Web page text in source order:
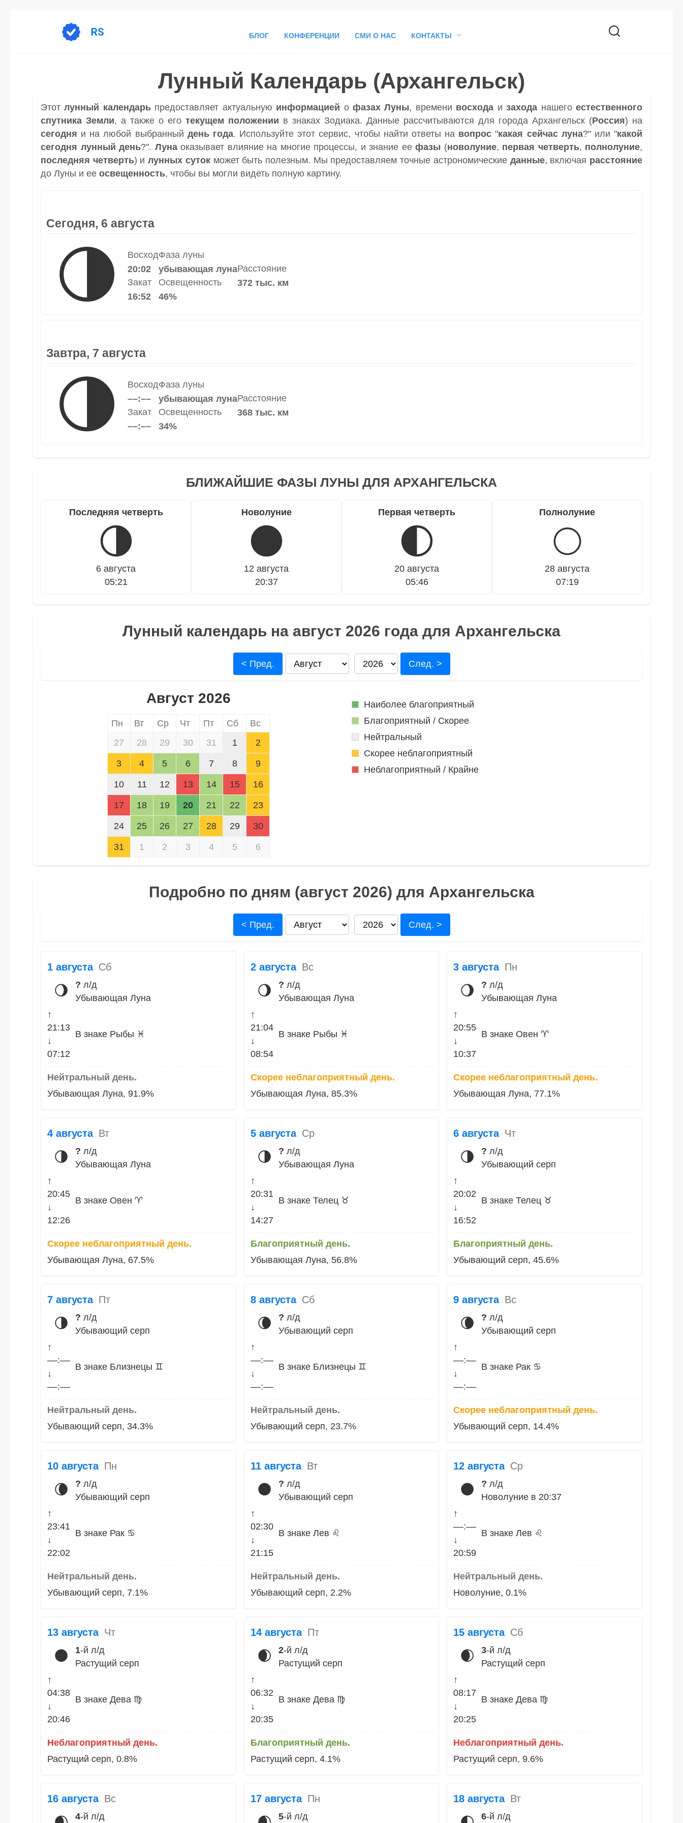
RS БЛОГ КОНФЕРЕНЦИИ СМИ О НАС КОНТАКТЫ
Лунный Календарь (Архангельск)
Этотлунный календарьпредоставляет актуальную информацией офазах Луны, времени восхода изахода нашегоестественного
спутника Земли, а также о его текущем положении в знаках Зодиака. Данные рассчитываются для города Архангельск (Россия) на
сегодня и на любой выбранный день года. Используйте этот сервис, чтобы найти ответы на вопрос "какая сейчас луна?" или "какой
сегодня лунный день?". Лунаоказывает влияние на многие процессы, и знание ее фазы (новолуние, первая четверть, полнолуние,
последняя четверть) илунных сутокможет быть полезным. Мы предоставляем точные астрономические данные, включая расстояние
до Луны и ее освещенность, чтобы вы могли видеть полную картину.
Сегодня, 6 августа
🌗
Восход
20:02
Закат
16:52
Фаза луны
убывающая луна
Освещенность
46%
Расстояние
372 тыс. км
Завтра, 7 августа
🌗
Восход
––:––
Закат
––:––
Фаза луны
убывающая луна
Освещенность
34%
Расстояние
368 тыс. км
БЛИЖАЙШИЕ ФАЗЫ ЛУНЫ ДЛЯ АРХАНГЕЛЬСКА
Последняя четверть
🌗
6 августа
05:21
Новолуние
🌑
12 августа
20:37
Первая четверть
🌓
20 августа
05:46
Полнолуние
🌕
28 августа
07:19
Лунный календарь на август 2026 года для Архангельска
< Пред. След. >
Август 2026
Пн Вт Ср Чт Пт Сб
Вс
27
28 29 30 31 1 2
3 4 5 6 7 8 9
10 11 12 13 14 15 16
17 18 19 20 21 22 23
24 25 26 27 28 29 30
31 1 2 3 4 5 6
Наиболее благоприятный
Благоприятный / Скорее
Нейтральный
Скорее неблагоприятный
Неблагоприятный / Крайне
Подробно по дням (август 2026) для Архангельска
< Пред. След. >
1 августа Сб
🌖 ? л/д
Убывающая Луна
↑
21:13
↓
07:12
В знаке Рыбы ♓
Нейтральный день.
Убывающая Луна, 91.9%
2 августа Вс
🌖 ? л/д
Убывающая Луна
↑
21:04
↓
08:54
В знаке Рыбы ♓
Скорее неблагоприятный день.
Убывающая Луна, 85.3%
3 августа Пн
🌖 ? л/д
Убывающая Луна
↑
20:55
↓
10:37
В знаке Овен ♈
Скорее неблагоприятный день.
Убывающая Луна, 77.1%
4 августа Вт
🌗 ? л/д
Убывающая Луна
↑
20:45
↓
12:26
В знаке Овен ♈
Скорее неблагоприятный день.
Убывающая Луна, 67.5%
5 августа Ср
🌗 ? л/д
Убывающая Луна
↑
20:31
↓
14:27
В знаке Телец ♉
Благоприятный день.
Убывающая Луна, 56.8%
6 августа Чт
🌗 ? л/д
Убывающий серп
↑
20:02
↓
16:52
В знаке Телец ♉
Благоприятный день.
Убывающий серп, 45.6%
7 августа Пт
🌗 ? л/д
Убывающий серп
↑
––:––
↓
––:––
В знаке Близнецы ♊
Нейтральный день.
Убывающий серп, 34.3%
8 августа Сб
🌘 ? л/д
Убывающий серп
↑
––:––
↓
––:––
В знаке Близнецы ♊
Нейтральный день.
Убывающий серп, 23.7%
9 августа Вс
🌘 ? л/д
Убывающий серп
↑
––:––
↓
––:––
В знаке Рак ♋
Скорее неблагоприятный день.
Убывающий серп, 14.4%
10 августа Пн
🌘 ? л/д
Убывающий серп
↑
23:41
↓
22:02
В знаке Рак ♋
Нейтральный день.
Убывающий серп, 7.1%
11 августа Вт
🌑 ? л/д
Убывающий серп
↑
02:30
↓
21:15
В знаке Лев ♌
Нейтральный день.
Убывающий серп, 2.2%
12 августа Ср
🌑 ? л/д
Новолуние в 20:37
↑
––:––
↓
20:59
В знаке Лев ♌
Нейтральный день.
Новолуние, 0.1%
13 августа Чт
🌑 1-й л/д
Растущий серп
↑
04:38
↓
20:46
В знаке Дева ♍
Неблагоприятный день.
Растущий серп, 0.8%
14 августа Пт
🌒 2-й л/д
Растущий серп
↑
06:32
↓
20:35
В знаке Дева ♍
Благоприятный день.
Растущий серп, 4.1%
15 августа Сб
🌒 3-й л/д
Растущий серп
↑
08:17
↓
20:25
В знаке Дева ♍
Неблагоприятный день.
Растущий серп, 9.6%
16 августа Вс
4-й л/д
17 августа Пн
5-й л/д
18 августа Вт
6-й л/д